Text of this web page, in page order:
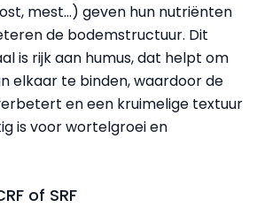
mest...) geven hun nutriënten
de bodemstructuur. Dit
is rijk aan humus, dat helpt om
elkaar te binden, waardoor de
en een kruimelige textuur
is voor wortelgroei en
of SRF